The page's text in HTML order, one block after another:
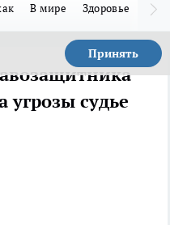
В мире Здоровье
Принять
угрозы судье